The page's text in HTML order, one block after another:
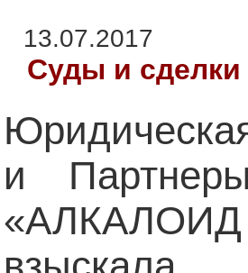
13.07.2017
Суды и сделки
и